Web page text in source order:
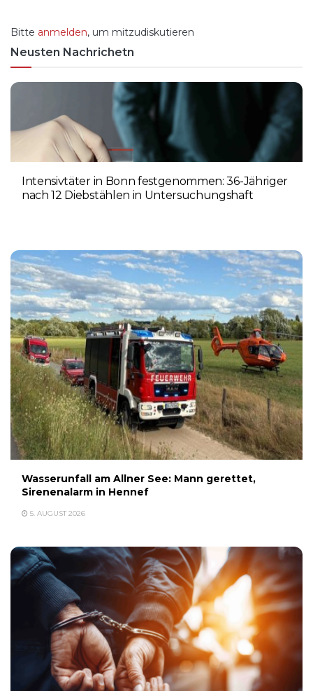
Bitte anmelden, um mitzudiskutieren
Neusten Nachrichetn
Intensivtäter in Bonn festgenommen: 36-Jähriger
nach 12 Diebstählen in Untersuchungshaft
Wasserunfall am Allner See: Mann gerettet,
Sirenenalarm in Hennef
5. AUGUST 2026